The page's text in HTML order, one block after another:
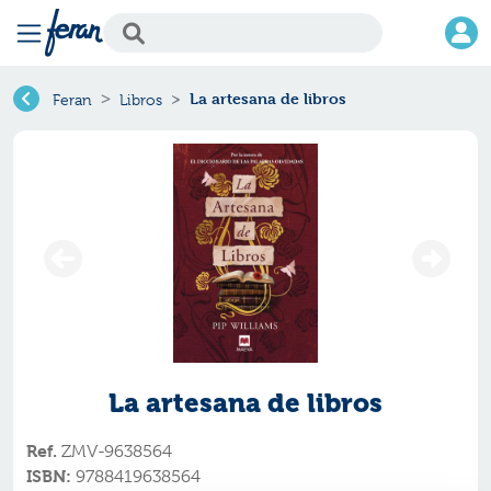
Feran Libros La artesana de libros
La artesana de libros
Ref. ZMV-9638564
ISBN: 9788419638564